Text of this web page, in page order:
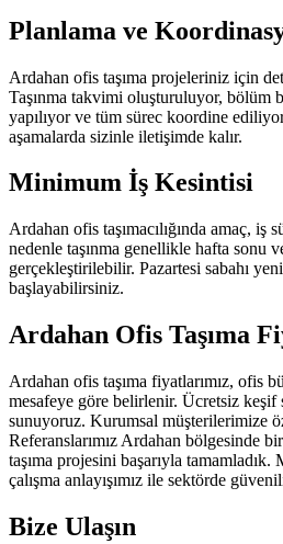
Planlama ve
Ardahan ofis taşıma projeleriniz için
Taşınma takvimi oluşturuluyor, bölüm
yapılıyor ve tüm sürec koordine
aşamalarda sizinle iletişimde kalır.
Minimum İş Kesintisi
Ardahan ofis taşımacılığında amaç,
nedenle taşınma genellikle hafta sonu
gerçekleştirilebilir. Pazartesi sabahı
başlayabilirsiniz.
Ardahan Ofis Taşıma
Ardahan ofis taşıma fiyatlarımız, ofis
mesafeye göre belirlenir. Ücretsiz keşif
sunuyoruz. Kurumsal müşterilerimize
Referanslarımız Ardahan bölgesinde
taşıma projesini başarıyla
çalışma anlayışımız ile sektörde
Bize Ulaşın